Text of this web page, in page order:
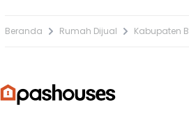
Beranda Rumah Dijual Kabupaten